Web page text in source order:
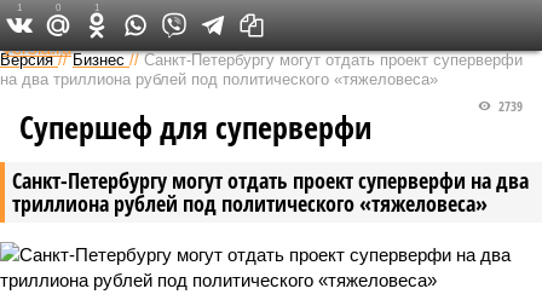
Федеральный выпуск
Версия //Бизнес //Санкт-Петербургу могут отдать проект суперверфи
на два триллиона рублей под политического «тяжеловеса»
Санкт-Петербургу могут отдать проект суперверфи на два
триллиона рублей под политического «тяжеловеса»
2739
Супершеф для суперверфи
1 0 1